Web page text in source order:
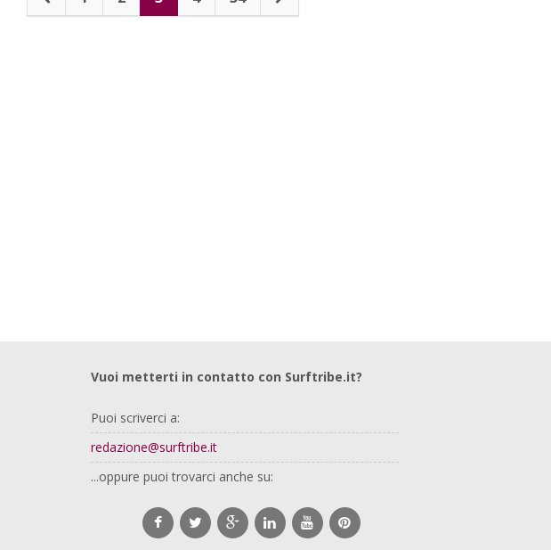
Vuoi metterti in contatto con Surftribe.it?
Puoi scriverci a:
redazione@surftribe.it
...oppure puoi trovarci anche su: